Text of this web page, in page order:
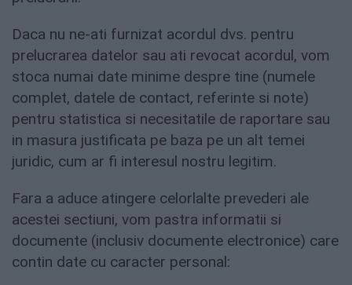
Daca nu ne-ati furnizat acordul dvs. pentru
prelucrarea datelor sau ati revocat acordul, vom
stoca numai date minime despre tine (numele
complet, datele de contact, referinte si note)
pentru statistica si necesitatile de raportare sau
in masura justificata pe baza pe un alt temei
juridic, cum ar fi interesul nostru legitim.
Fara a aduce atingere celorlalte prevederi ale
acestei sectiuni, vom pastra informatii si
documente (inclusiv documente electronice) care
contin date cu caracter personal: